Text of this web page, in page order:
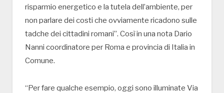
risparmio energetico e la tutela dell’ambiente, per
non parlare dei costi che ovviamente ricadono sulle
tadche dei cittadini romani”. Così in una nota Dario
Nanni coordinatore per Roma e provincia di Italia in
Comune.
“Per fare qualche esempio, oggi sono illuminate Via